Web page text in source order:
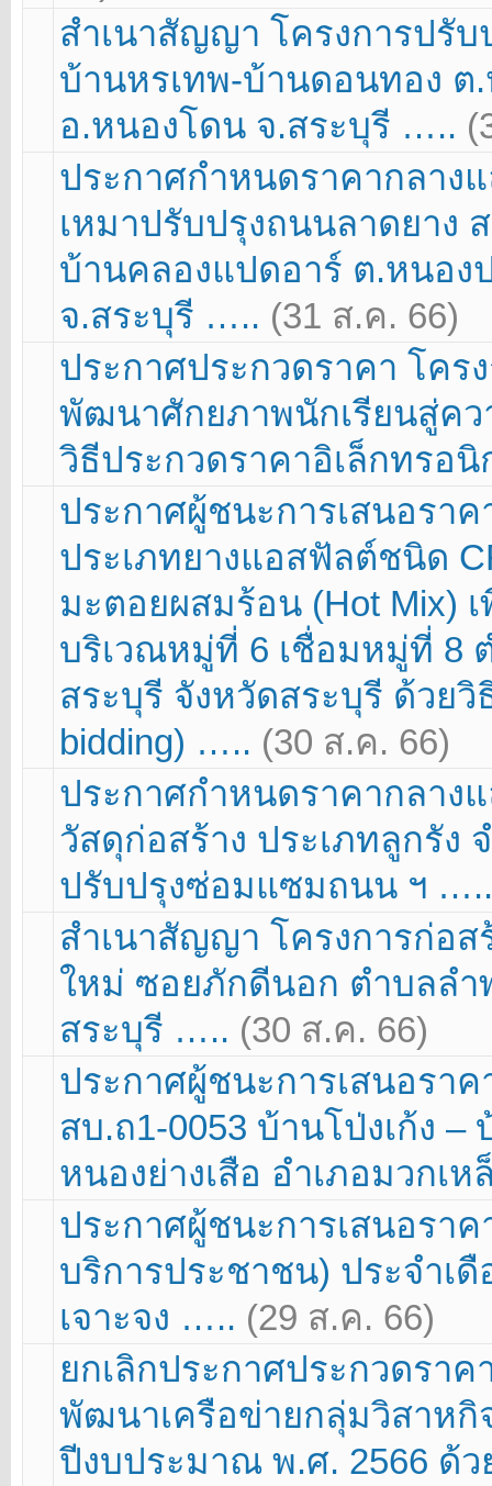
สำเนาสัญญา โครงการปรับ
บ้านหรเทพ-บ้านดอนทอง
อ.หนองโดน จ.สระบุรี …..
ประกาศกำหนดราคากลาง
เหมาปรับปรุงถนนลาดยาง
บ้านคลองแปดอาร์ ต.หนอ
จ.สระบุรี ….. (31 ส.ค. 66)
ประกาศประกวดราคา โคร
พัฒนาศักยภาพนักเรียนสู่คว
วิธีประกวดราคาอิเล็กทรอ
ประกาศผู้ชนะการเสนอรา
ประเภทยางแอสฟัลต์ชนิด
มะตอยผสมร้อน (Hot Mix)
บริเวณหมู่ที่ 6 เชื่อมหมู่ที่ 8
สระบุรี จังหวัดสระบุรี ด้วย
bidding) ….. (30 ส.ค. 66)
ประกาศกำหนดราคากลาง
วัสดุก่อสร้าง ประเภทลูกรัง
ปรับปรุงซ่อมแซมถนน ฯ
สำเนาสัญญา โครงการก่อ
ใหม่ ซอยภักดีนอก ตำบลลำ
สระบุรี ….. (30 ส.ค. 66)
ประกาศผู้ชนะการเสนอรา
สบ.ถ1-0053 บ้านโป่งเก้ง
หนองย่างเสือ อำเภอมวกเ
ประกาศผู้ชนะการเสนอรา
บริการประชาชน) ประจำเ
เจาะจง ….. (29 ส.ค. 66)
ยกเลิกประกาศประกวดรา
พัฒนาเครือข่ายกลุ่มวิสาหกิ
ปีงบประมาณ พ.ศ. 2566 ด้ว